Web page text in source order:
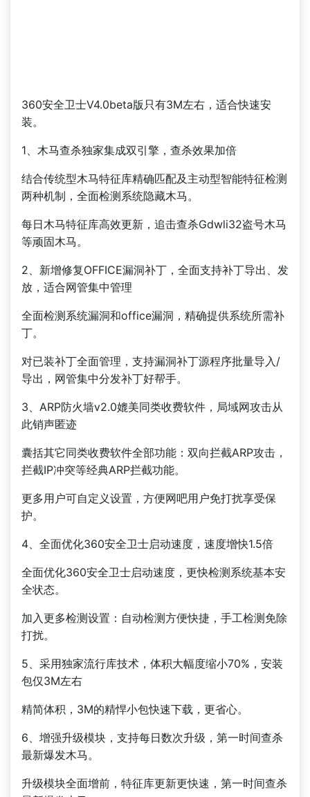
360安全卫士V4.0beta版只有3M左右，适合快速安
装。
1、木马查杀独家集成双引擎，查杀效果加倍
结合传统型木马特征库精确匹配及主动型智能特征检测
两种机制，全面检测系统隐藏木马。
每日木马特征库高效更新，追击查杀Gdwli32盗号木马
等顽固木马。
2、新增修复OFFICE漏洞补丁，全面支持补丁导出、发
放，适合网管集中管理
全面检测系统漏洞和office漏洞，精确提供系统所需补
丁。
对已装补丁全面管理，支持漏洞补丁源程序批量导入/
导出，网管集中分发补丁好帮手。
3、ARP防火墙v2.0媲美同类收费软件，局域网攻击从
此销声匿迹
囊括其它同类收费软件全部功能：双向拦截ARP攻击，
拦截IP冲突等经典ARP拦截功能。
更多用户可自定义设置，方便网吧用户免打扰享受保
护。
4、全面优化360安全卫士启动速度，速度增快1.5倍
全面优化360安全卫士启动速度，更快检测系统基本安
全状态。
加入更多检测设置：自动检测方便快捷，手工检测免除
打扰。
5、采用独家流行库技术，体积大幅度缩小70%，安装
包仅3M左右
精简体积，3M的精悍小包快速下载，更省心。
6、增强升级模块，支持每日数次升级，第一时间查杀
最新爆发木马。
升级模块全面增前，特征库更新更快速，第一时间查杀